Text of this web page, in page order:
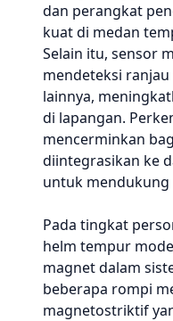
dan perangkat
kuat di medan
Selain itu, sensor
mendeteksi
lainnya,
di lapangan.
mencerminkan
diintegrasikan ke
untuk mendukung
Pada tingkat
helm tempur
magnet dalam
beberapa rompi
magnetostriktif